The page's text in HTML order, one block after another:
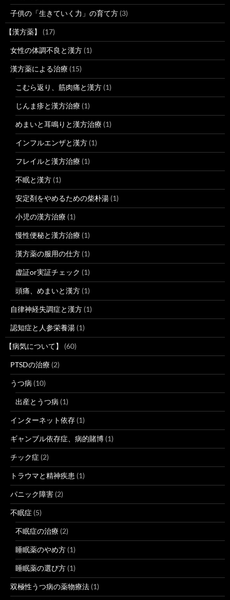
子供の「生きていく力」の育て方 (3)
【漢方薬】 (17)
女性の体調不良と漢方 (1)
漢方薬による治療 (15)
こむら返り、筋肉痛と漢方 (1)
じんま疹と漢方治療 (1)
めまいと耳鳴りと漢方治療 (1)
インフルエンザと漢方 (1)
フレイルと漢方治療 (1)
不眠と漢方 (1)
安定剤をやめるための柴朴湯 (1)
小児の漢方治療 (1)
慢性便秘と漢方治療 (1)
漢方薬の服用の仕方 (1)
虚証or実証チェック (1)
頭痛、めまいと漢方 (1)
自律神経失調症と漢方 (1)
認知症と人参栄養湯 (1)
【病気について】 (60)
PTSDの治療 (2)
うつ病 (10)
出産とうつ病 (1)
インターネット依存 (1)
ギャンブル依存症、病的賭博 (1)
チック症 (2)
トラウマと精神疾患 (1)
パニック障害 (2)
不眠症 (5)
不眠症の治療 (2)
睡眠薬のやめ方 (1)
睡眠薬の選び方 (1)
双極性うつ病の薬物療法 (1)